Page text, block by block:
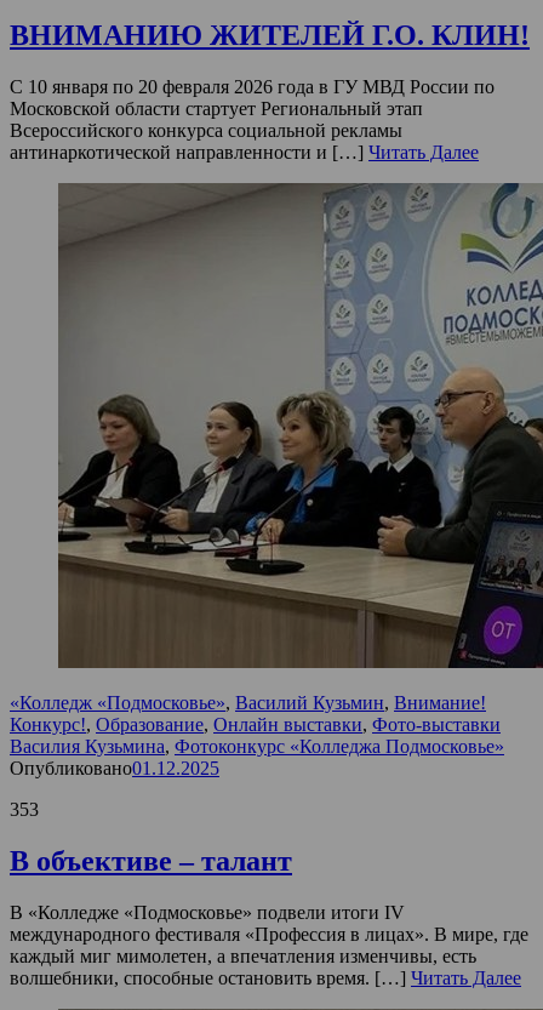
ВНИМАНИЮ ЖИТЕЛЕЙ Г.О. КЛИН!
С 10 января по 20 февраля 2026 года в ГУ МВД России по
Московской области стартует Региональный этап
Всероссийского конкурса социальной рекламы
антинаркотической направленности и […] Читать Далее
«Колледж «Подмосковье», Василий Кузьмин, Внимание!
Конкурс!, Образование, Онлайн выставки, Фото-выставки
Василия Кузьмина, Фотоконкурс «Колледжа Подмосковье»
Опубликовано01.12.2025
353
В объективе – талант
В «Колледже «Подмосковье» подвели итоги IV
международного фестиваля «Профессия в лицах». В мире, где
каждый миг мимолетен, а впечатления изменчивы, есть
волшебники, способные остановить время. […] Читать Далее